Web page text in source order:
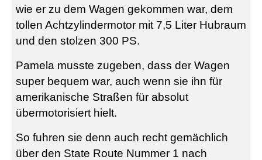
wie er zu dem Wagen gekommen war, dem
tollen Achtzylindermotor mit 7,5 Liter Hubraum
und den stolzen 300 PS.
Pamela musste zugeben, dass der Wagen
super bequem war, auch wenn sie ihn für
amerikanische Straßen für absolut
übermotorisiert hielt.
So fuhren sie denn auch recht gemächlich
über den State Route Nummer 1 nach